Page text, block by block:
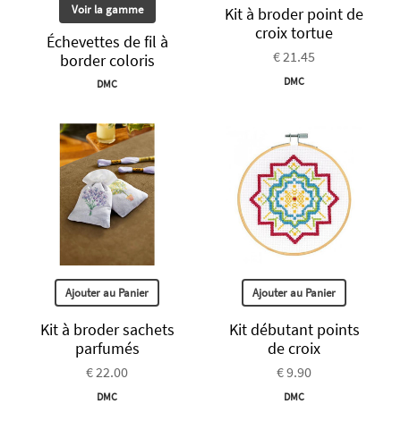
Voir la gamme
Échevettes de fil à
border coloris
DMC
Kit à broder point de
croix tortue
€ 21.45
DMC
Ajouter au Panier
Kit à broder sachets
parfumés
€ 22.00
DMC
Ajouter au Panier
Kit débutant points
de croix
€ 9.90
DMC